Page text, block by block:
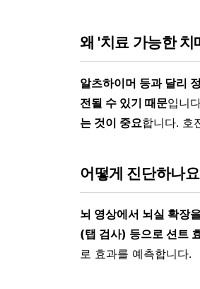
왜 '치료 가능한
알츠하이머 등과 달리
전될 수 있기 때문입니
는 것이 중요합니다. 호
어떻게 진단하나
뇌 영상에서 뇌실 확장
(탭 검사) 등으로 션트
로 효과를 예측합니다.